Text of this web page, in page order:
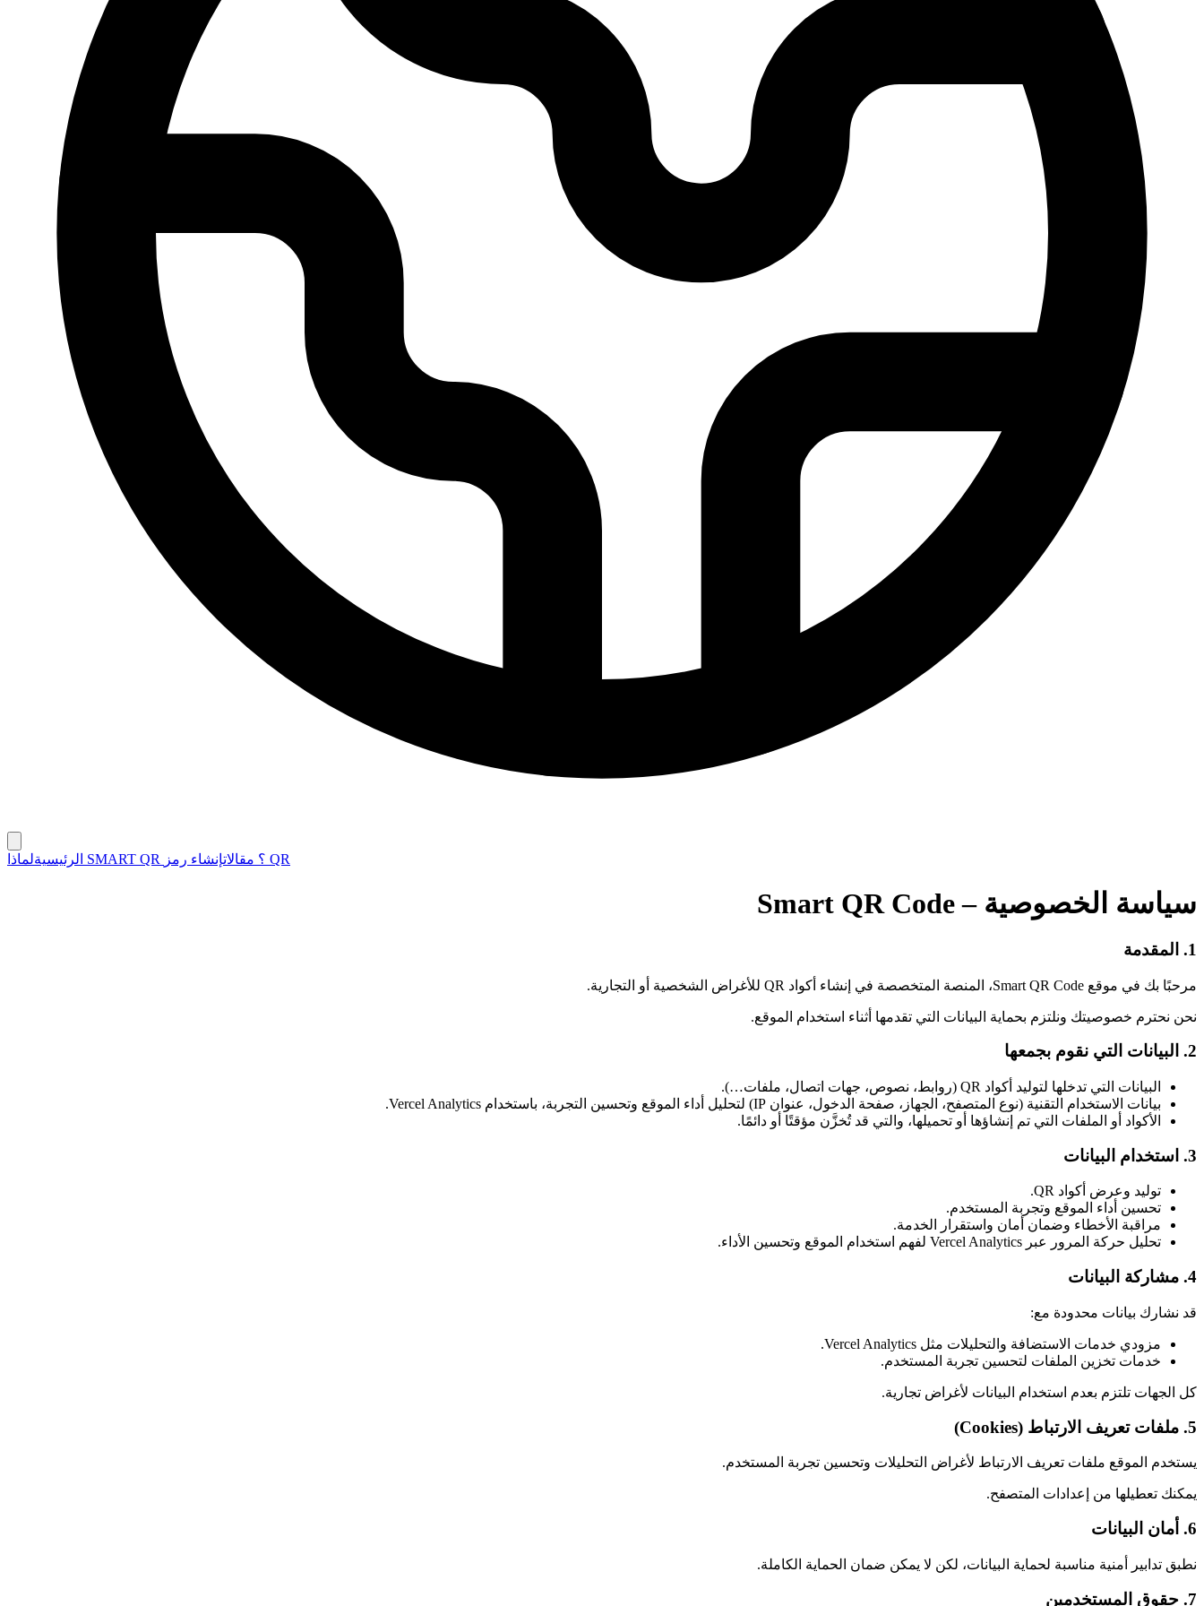
الرئيسية لماذا SMART QR ؟ مقالات إنشاء رمز QR
سياسة الخصوصية – Smart QR Code
1. المقدمة
مرحبًا بك في موقع Smart QR Code، المنصة المتخصصة في إنشاء أكواد QR للأغراض الشخصية أو التجارية.
نحن نحترم خصوصيتك ونلتزم بحماية البيانات التي تقدمها أثناء استخدام الموقع.
2. البيانات التي نقوم بجمعها
البيانات التي تدخلها لتوليد أكواد QR (روابط، نصوص، جهات اتصال، ملفات…).
بيانات الاستخدام التقنية (نوع المتصفح، الجهاز، صفحة الدخول، عنوان IP) لتحليل أداء الموقع وتحسين التجربة، باستخدام Vercel Analytics.
الأكواد أو الملفات التي تم إنشاؤها أو تحميلها، والتي قد تُخزَّن مؤقتًا أو دائمًا.
3. استخدام البيانات
توليد وعرض أكواد QR.
تحسين أداء الموقع وتجربة المستخدم.
مراقبة الأخطاء وضمان أمان واستقرار الخدمة.
تحليل حركة المرور عبر Vercel Analytics لفهم استخدام الموقع وتحسين الأداء.
4. مشاركة البيانات
قد نشارك بيانات محدودة مع:
مزودي خدمات الاستضافة والتحليلات مثل Vercel Analytics.
خدمات تخزين الملفات لتحسين تجربة المستخدم.
كل الجهات تلتزم بعدم استخدام البيانات لأغراض تجارية.
5. ملفات تعريف الارتباط (Cookies)
يستخدم الموقع ملفات تعريف الارتباط لأغراض التحليلات وتحسين تجربة المستخدم.
يمكنك تعطيلها من إعدادات المتصفح.
6. أمان البيانات
نطبق تدابير أمنية مناسبة لحماية البيانات، لكن لا يمكن ضمان الحماية الكاملة.
7. حقوق المستخدمين